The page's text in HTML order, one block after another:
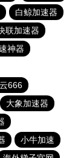
白鲸加速器
联加速器
神器
666
大象加速器
小牛加速